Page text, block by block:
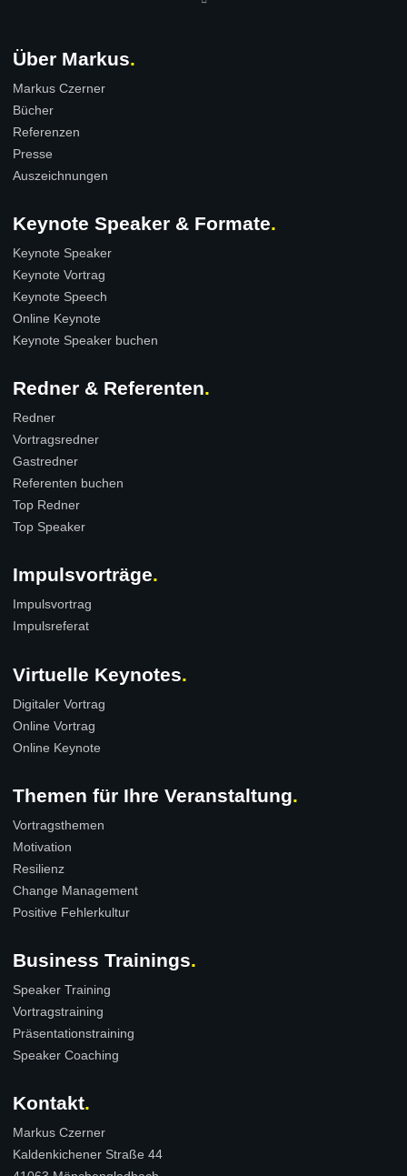
Über Markus
Markus Czerner
Bücher
Referenzen
Presse
Auszeichnungen
Keynote Speaker & Formate
Keynote Speaker
Keynote Vortrag
Keynote Speech
Online Keynote
Keynote Speaker buchen
Redner & Referenten
Redner
Vortragsredner
Gastredner
Referenten buchen
Top Redner
Top Speaker
Impulsvorträge
Impulsvortrag
Impulsreferat
Virtuelle Keynotes
Digitaler Vortrag
Online Vortrag
Online Keynote
Themen für Ihre Veranstaltung
Vortragsthemen
Motivation
Resilienz
Change Management
Positive Fehlerkultur
Business Trainings
Speaker Training
Vortragstraining
Präsentationstraining
Speaker Coaching
Kontakt
Markus Czerner
Kaldenkichener Straße 44